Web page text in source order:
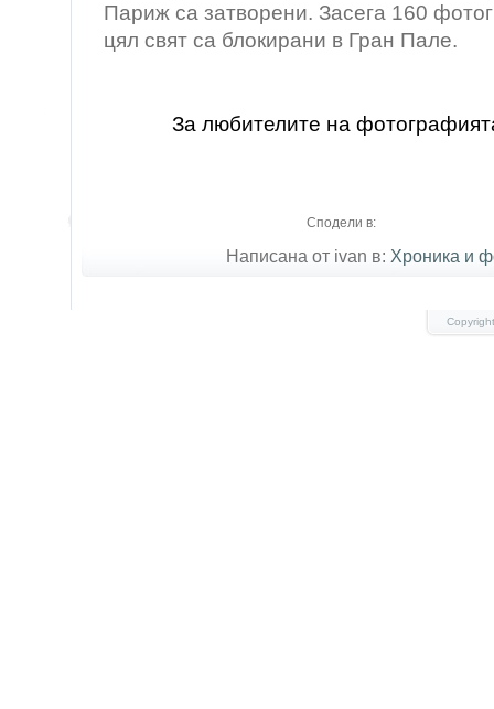
Париж са затворени. Засега 160
цял свят са блокирани в Гран Пале.
За любителите на
Сподели в:
Написана от ivan в: Хроника и